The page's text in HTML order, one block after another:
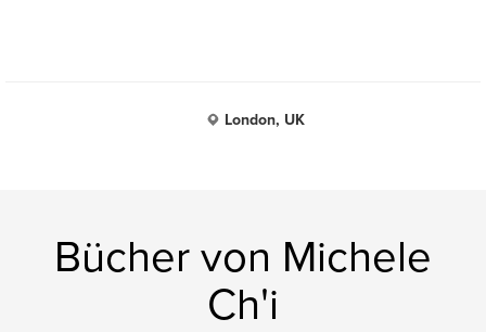
London, UK
Bücher von Michele
Ch'i